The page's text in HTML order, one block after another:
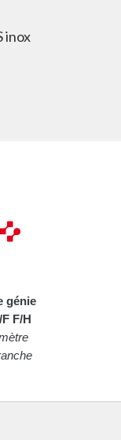
inox
génie
F/H